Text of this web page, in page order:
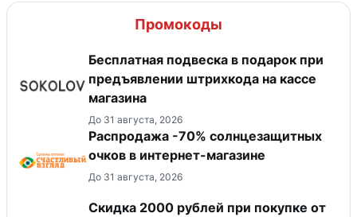
Промокоды
Бесплатная подвеска в подарок при
предъявлении штрихкода на кассе
магазина
До 31 августа, 2026
Распродажа -70% солнцезащитных
очков в интернет-магазине
До 31 августа, 2026
Скидка 2000 рублей при покупке от